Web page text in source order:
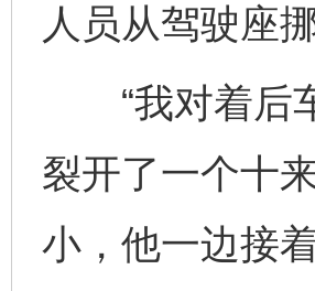
人员从驾驶座
“我对着后车
裂开了一个十
小，他一边接